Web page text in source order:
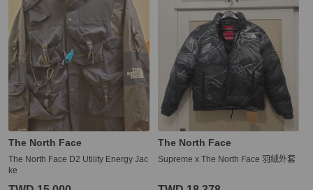
The North Face
The North Face D2 Utility Energy Jac
ke
The North Face
Supreme x The North Face 羽絨外套